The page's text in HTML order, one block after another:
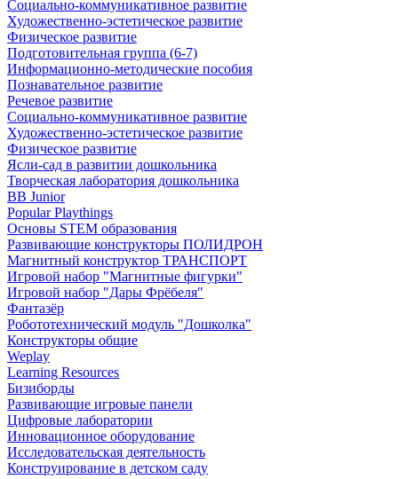
Социально-коммуникативное развитие
Художественно-эстетическое развитие
Физическое развитие
Подготовительная группа (6-7)
Информационно-методические пособия
Познавательное развитие
Речевое развитие
Социально-коммуникативное развитие
Художественно-эстетическое развитие
Физическое развитие
Ясли-сад в развитии дошкольника
Творческая лаборатория дошкольника
BB Junior
Popular Playthings
Основы STEM образования
Развивающие конструкторы ПОЛИДРОН
Магнитный конструктор ТРАНСПОРТ
Игровой набор "Магнитные фигурки"
Игровой набор "Дары Фрёбеля"
Фантазёр
Робототехнический модуль "Дошколка"
Конструкторы общие
Weplay
Learning Resources
Бизиборды
Развивающие игровые панели
Цифровые лаборатории
Инновационное оборудование
Исследовательская деятельность
Конструирование в детском саду